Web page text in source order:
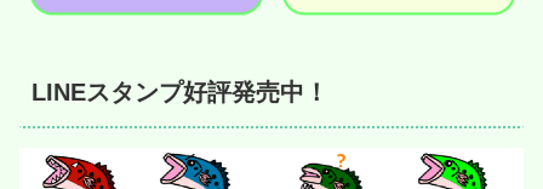
LINEスタンプ好評発売中！